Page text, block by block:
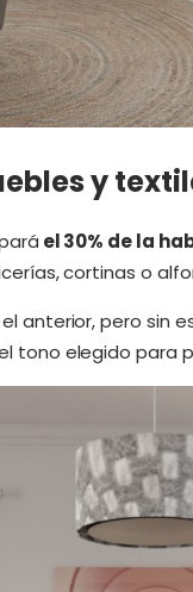
y
el 30% de la
cortinas o
anterior, pero sin
tono elegido para